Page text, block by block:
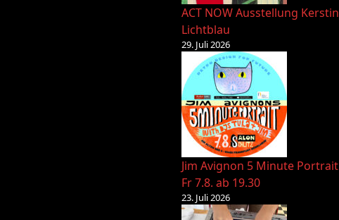
ACT NOW Ausstellung Kerstin
Lichtblau
29. Juli 2026
Jim Avignon 5 Minute Portrait
Fr 7.8. ab 19.30
23. Juli 2026